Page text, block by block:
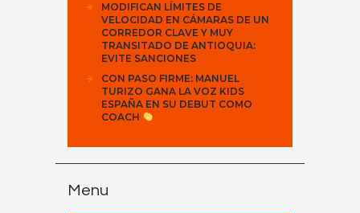
MODIFICAN LÍMITES DE
VELOCIDAD EN CÁMARAS DE UN
CORREDOR CLAVE Y MUY
TRANSITADO DE ANTIOQUIA:
EVITE SANCIONES
CON PASO FIRME: MANUEL
TURIZO GANA LA VOZ KIDS
ESPAÑA EN SU DEBUT COMO
COACH
Menu